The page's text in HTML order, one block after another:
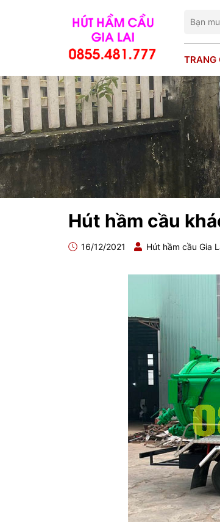
TRANG
Hút hầm cầu
16/12/2021 Hút hầm cầu Gia